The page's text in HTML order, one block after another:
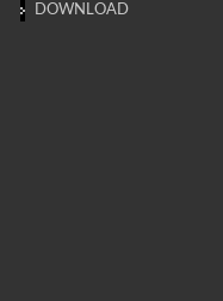
DOWNLOAD